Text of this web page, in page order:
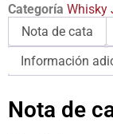
Categoría Whisky
Nota de cata
Información
Nota de